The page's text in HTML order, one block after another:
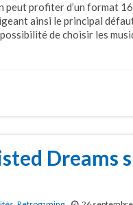
peut profiter d’un format
ainsi le principal
de choisir les
Dreams